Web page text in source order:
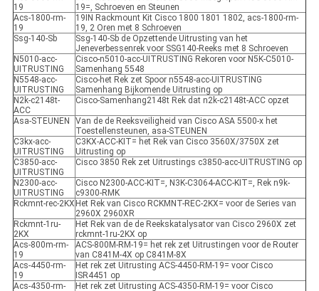
19
19=, Schroeven en Steunen
Acs-1800-rm-
19
19IN Rackmount Kit Cisco 1800 1801 1802, acs-1800-rm-
19, 2 Oren met 8 Schroeven
Ssg-140-Sb
Ssg-140-Sb de Opzettende Uitrusting van het
Jeneverbessenrek voor SSG140-Reeks met 8 Schroeven
N5010-acc-
UITRUSTING
Cisco-n5010-acc-UITRUSTING Rekoren voor N5K-C5010-
Samenhang 5548
N5548-acc-
UITRUSTING
Cisco-het Rek zet Spoor n5548-acc-UITRUSTING
Samenhang Bijkomende Uitrusting op
N2k-c2148t-
ACC
Cisco-Samenhang2148t Rek dat n2k-c2148t-ACC opzet
Asa-STEUNEN
Van de de Reeksveiligheid van Cisco ASA 5500-x het
Toestellensteunen, asa-STEUNEN
C3kx-acc-
UITRUSTING
C3KX-ACC-KIT= het Rek van Cisco 3560X/3750X zet
Uitrusting op
C3850-acc-
UITRUSTING
Cisco 3850 Rek zet Uitrustings c3850-acc-UITRUSTING op
N2300-acc-
UITRUSTING
Cisco N2300-ACC-KIT=, N3K-C3064-ACC-KIT=, Rek n9k-
c9300-RMK
Rckmnt-rec-2KX Het Rek van Cisco RCKMNT-REC-2KX= voor de Series van
2960X 2960XR
Rckmnt-1ru-
2KX
Het Rek van de de Reekskatalysator van Cisco 2960X zet
rckmnt-1ru-2KX op
Acs-800m-rm-
19
ACS-800M-RM-19= het rek zet Uitrustingen voor de Router
van C841M-4X op C841M-8X
Acs-4450-rm-
19
Het rek zet Uitrusting ACS-4450-RM-19= voor Cisco
ISR4451 op
Acs-4350-rm-
Het rek zet Uitrusting ACS-4350-RM-19= voor Cisco